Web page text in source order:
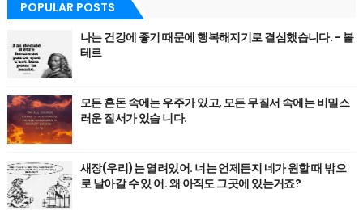
POPULAR POSTS
나는 건강에 좋기 때문에 행복해지기로 결심했습니다. - 볼
테르
모든 혼돈 속에는 우주가 있고, 모든 무질서 속에는 비밀스
러운 질서가 있습 니다.
새장(우리)는 열려있어. 너는 언제든지 네가 원할 때 밖으
로 날아갈 수 있 어. 왜 아직도 그곳에 있는거죠?